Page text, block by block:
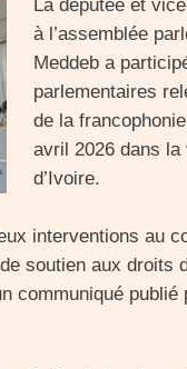
La députée et
à l’assemblée
Meddeb a
parlementaires
de la
avril 2026 dans
d’Ivoire.
interventions au
soutien aux droits
communiqué publié